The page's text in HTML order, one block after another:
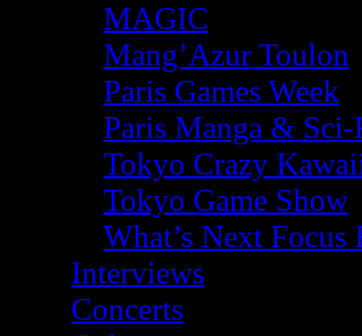
MAGIC
Mang’Azur Toulon
Paris Games Week
Paris Manga &
Tokyo Crazy
Tokyo Game Show
What’s Next
Interviews
Concerts